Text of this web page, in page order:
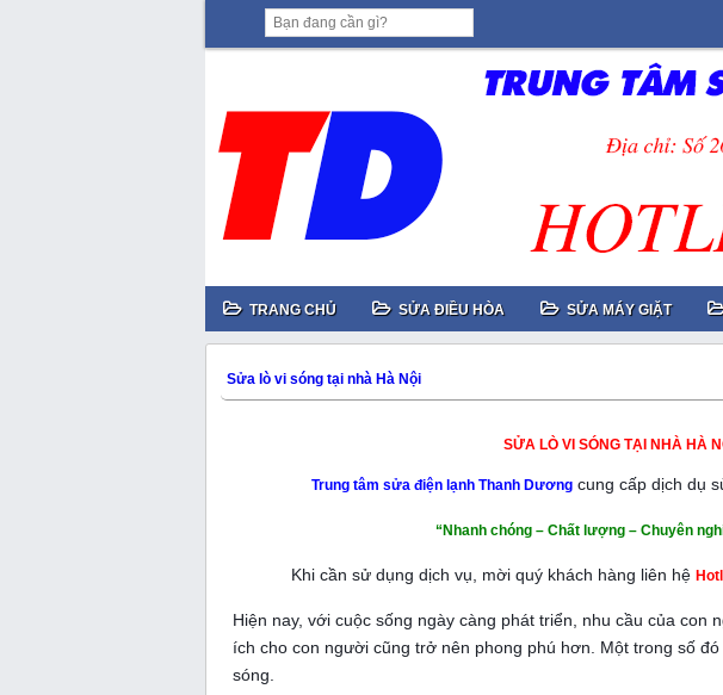
TRANG CHỦ SỬA ĐIỀU HÒA SỬA MÁY GIẶT
Sửa lò vi sóng tại nhà Hà Nội
SỬA LÒ VI SÓNG TẠI NHÀ HÀ
Trung tâm sửa điện lạnh Thanh Dươngcung cấp dịch dụ
“Nhanh chóng – Chất lượng – Chuyên
Khi cần sử dụng dịch vụ, mời quý khách hàng liên hệ
Hiện nay, với cuộc sống ngày càng phát triển, nhu cầu của con
ích cho con người cũng trở nên phong phú hơn. Một trong số
sóng.